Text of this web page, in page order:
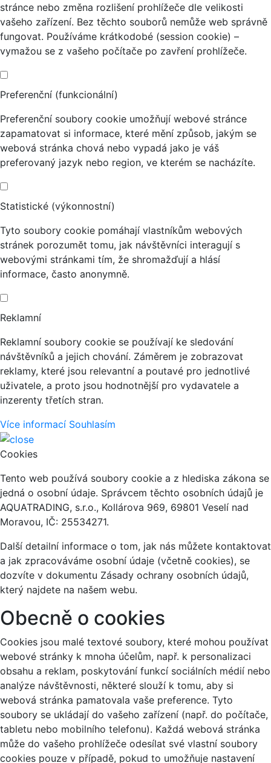
stránce nebo změna rozlišení prohlížeče dle velikosti
vašeho zařízení. Bez těchto souborů nemůže web správně
fungovat. Používáme krátkodobé (session cookie) –
vymažou se z vašeho počítače po zavření prohlížeče.
Preferenční (funkcionální)
Preferenční soubory cookie umožňují webové stránce
zapamatovat si informace, které mění způsob, jakým se
webová stránka chová nebo vypadá jako je váš
preferovaný jazyk nebo region, ve kterém se nacházíte.
Statistické (výkonnostní)
Tyto soubory cookie pomáhají vlastníkům webových
stránek porozumět tomu, jak návštěvníci interagují s
webovými stránkami tím, že shromažďují a hlásí
informace, často anonymně.
Reklamní
Reklamní soubory cookie se používají ke sledování
návštěvníků a jejich chování. Záměrem je zobrazovat
reklamy, které jsou relevantní a poutavé pro jednotlivé
uživatele, a proto jsou hodnotnější pro vydavatele a
inzerenty třetích stran.
Více informací Souhlasím
Cookies
Tento web používá soubory cookie a z hlediska zákona se
jedná o osobní údaje. Správcem těchto osobních údajů je
AQUATRADING, s.r.o., Kollárova 969, 69801 Veselí nad
Moravou, IČ: 25534271.
Další detailní informace o tom, jak nás můžete kontaktovat
a jak zpracováváme osobní údaje (včetně cookies), se
dozvíte v dokumentu Zásady ochrany osobních údajů,
který najdete na našem webu.
Obecně o cookies
Cookies jsou malé textové soubory, které mohou používat
webové stránky k mnoha účelům, např. k personalizaci
obsahu a reklam, poskytování funkcí sociálních médií nebo
analýze návštěvnosti, některé slouží k tomu, aby si
webová stránka pamatovala vaše preference. Tyto
soubory se ukládají do vašeho zařízení (např. do počítače,
tabletu nebo mobilního telefonu). Každá webová stránka
může do vašeho prohlížeče odesílat své vlastní soubory
cookies pouze v případě, pokud to umožňuje nastavení